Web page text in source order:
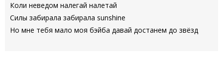
Коли неведом налегай налетай
Силы забирала забирала sunshine
Но мне тебя мало моя бэйба давай достанем до звёзд